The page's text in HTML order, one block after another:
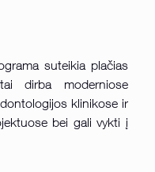
suteikia plačias
dirba moderniose
klinikose ir
bei gali vykti į